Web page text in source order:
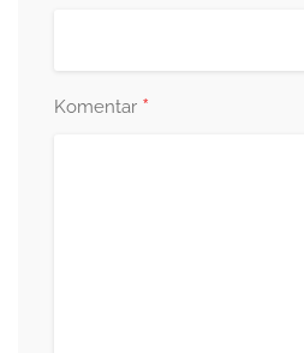
Komentar *